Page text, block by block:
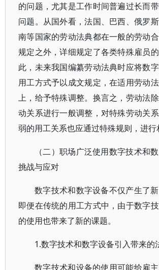
的问题，尤其是工作时间普遍过长而
问题。从国外看，法国、巴西、俄罗
南等国家的劳动法典都在一般的劳动
规定之外，详细规定了各类特殊雇员
此，未来我国编纂劳动法典时应将数
用工方式予以成文规定，在适用劳动
上，给予特殊调整。换言之，劳动法
动关系进行一般调整，对特殊劳动关
弱的用工关系也应通过特殊规则，进行
（二）职场广泛使用数字技术和
挑战与应对
数字技术和数字设备不仅产生了
即便在传统的用工方式中，由于数字
的使用也带来了新的课题。
1.数字技术和数字设备引入带来的
数字技术和设备的使用可能给雇